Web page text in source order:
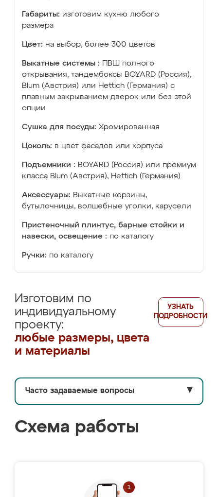
Габариты: изготовим кухню любого
размера
Цвет: на выбор, более 300 цветов
Выкатные системы :
ПВШ полного
открывания, тандембоксы BOYARD (Россия),
Blum (Австрия) или Hettich (Германия) с
плавным закрыванием дверок или без этой
опции
Сушка для посуды: Хромированная
Цоколь: в цвет фасадов или корпуса
Подъемники : BOYARD (Россия) или премиум
класса Blum (Австрия), Hettich (Германия)
Аксессуары: Выкатные корзины,
бутылочницы, волшебные уголки, карусели
Пристеночный плинтус, барные стойки и
навески, освещение : по каталогу
Ручки: по каталогу
Изготовим по
индивидуальному
проекту:
любые размеры, цвета
и материалы
УЗНАТЬ
ПОДРОБНОСТИ
Часто задаваемые вопросы ▼
Схема работы